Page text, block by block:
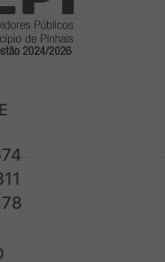
conveniado/